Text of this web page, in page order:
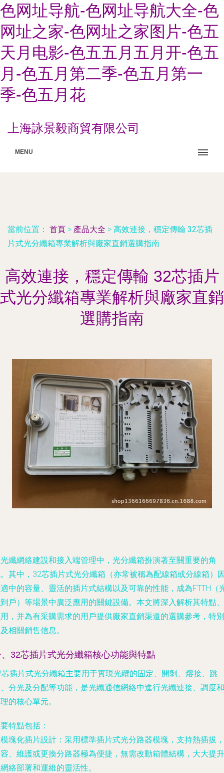
色网址导航-色网址导航大全-色
网址之家-色网址之家图片-色五
天月电影-色五五月五月开-色五
月-色五月第二季-色五月第一
季-色五月花
上海詠景毅商貿有限公司
MENU
當前位置： 首頁 > 產品大全 > 高效連接，穩定傳輸 32芯插
片式光分纖箱專業解析與廠家直銷選購指南
高效連接，穩定傳輸 32芯插片
式光分纖箱專業解析與廠家直銷
選購指南
纖網絡建設和接入端管理中，光分纖箱扮演著至關重要的角
其中，32芯插片式光分纖箱（亦常被稱為配線箱或分線箱）
中的容量、靈活的插片式結構以及可靠的性能，成為FTTH（
戶）等場景中廣泛應用的關鍵設備。本文將深入解析其特點、
，并為有采購需求的用戶提供廠家直銷渠道的選購參考，特別
相關銷售信息。
32芯插片式光分纖箱核心功能與特點
插片式光分纖箱主要用于實現光纜的固定、開剝、熔接、跳
分光及分配等功能，是光纖通信網絡中進行光纖連接、調度和
的核心單元。
特點包括：
模塊化插片設計 ：采用標準插片式光分路器模塊，支持熱插拔，
、維護或更換分路器極為便捷，無需改動箱體結構，大大提升
絡部署和運維的靈活性。